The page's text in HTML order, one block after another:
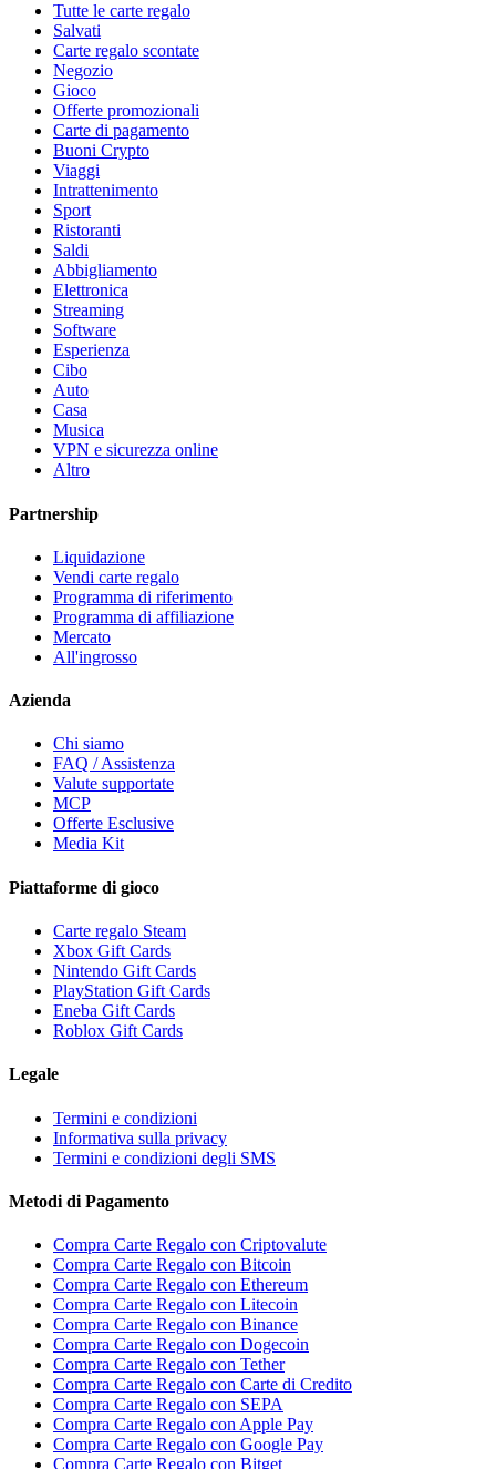
Tutte le carte regalo
Salvati
Carte regalo scontate
Negozio
Gioco
Offerte promozionali
Carte di pagamento
Buoni Crypto
Viaggi
Intrattenimento
Sport
Ristoranti
Saldi
Abbigliamento
Elettronica
Streaming
Software
Esperienza
Cibo
Auto
Casa
Musica
VPN e sicurezza online
Altro
Partnership
Liquidazione
Vendi carte regalo
Programma di riferimento
Programma di affiliazione
Mercato
All'ingrosso
Azienda
Chi siamo
FAQ / Assistenza
Valute supportate
MCP
Offerte Esclusive
Media Kit
Piattaforme di gioco
Carte regalo Steam
Xbox Gift Cards
Nintendo Gift Cards
PlayStation Gift Cards
Eneba Gift Cards
Roblox Gift Cards
Legale
Termini e condizioni
Informativa sulla privacy
Termini e condizioni degli SMS
Metodi di Pagamento
Compra Carte Regalo con Criptovalute
Compra Carte Regalo con Bitcoin
Compra Carte Regalo con Ethereum
Compra Carte Regalo con Litecoin
Compra Carte Regalo con Binance
Compra Carte Regalo con Dogecoin
Compra Carte Regalo con Tether
Compra Carte Regalo con Carte di Credito
Compra Carte Regalo con SEPA
Compra Carte Regalo con Apple Pay
Compra Carte Regalo con Google Pay
Compra Carte Regalo con Bitget